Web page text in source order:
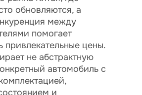
обновляются, а
между
помогает
привлекательные цены.
не абстрактную
автомобиль с